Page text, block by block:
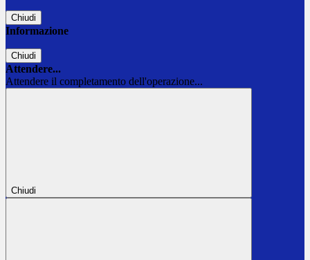
Chiudi
Informazione
Chiudi
Attendere...
Attendere il completamento dell'operazione...
Chiudi